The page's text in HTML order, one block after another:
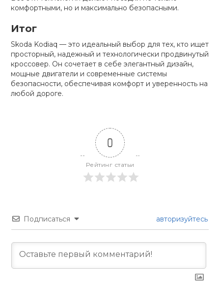
комфортными, но и максимально безопасными.
Итог
Skoda Kodiaq — это идеальный выбор для тех, кто ищет
просторный, надежный и технологически продвинутый
кроссовер. Он сочетает в себе элегантный дизайн,
мощные двигатели и современные системы
безопасности, обеспечивая комфорт и уверенность на
любой дороге.
0
Рейтинг статьи
Подписаться авторизуйтесь